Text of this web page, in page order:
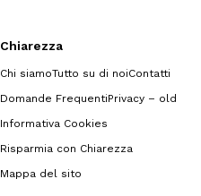
Chiarezza
Chi siamoTutto su di noiContatti
Domande FrequentiPrivacy – old
Informativa Cookies
Risparmia con Chiarezza
Mappa del sito